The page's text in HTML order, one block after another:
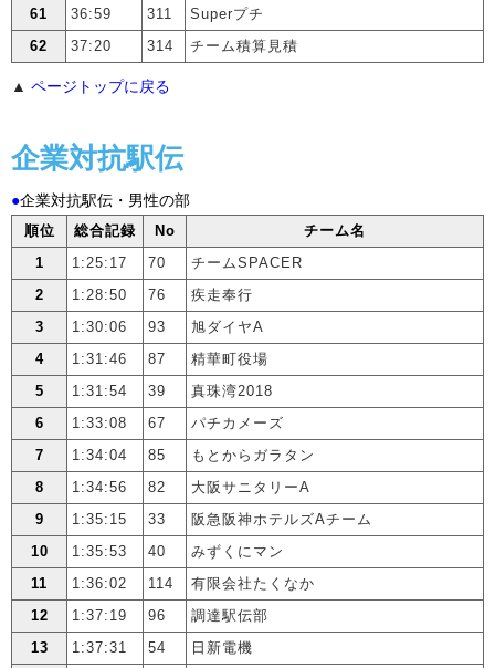
61
36:59 311
Superプチ
62
37:20 314 チーム積算見積
▲ ページトップに戻る
企業対抗駅伝
●企業対抗駅伝・男性の部
順位 総合記録 No
チーム名
1
1:25:17 70
チームSPACER
2
1:28:50 76
疾走奉行
3
1:30:06 93
旭ダイヤA
4
1:31:46 87
精華町役場
5
1:31:54 39
真珠湾2018
6
1:33:08 67
パチカメーズ
7
1:34:04 85
もとからガラタン
8
1:34:56 82
大阪サニタリーA
9
1:35:15 33
阪急阪神ホテルズAチーム
10
1:35:53 40
みずくにマン
11
1:36:02 114
有限会社たくなか
12
1:37:19 96
調達駅伝部
13
1:37:31 54
日新電機